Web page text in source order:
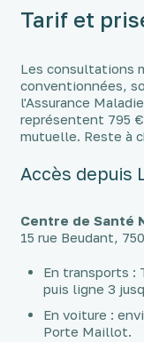
Tarif et
Les consultations
conventionnées,
l'Assurance
représentent 795
mutuelle. Reste à
Accès depuis
Centre de Santé
15 rue Beudant,
En transports :
puis ligne 3
En voiture :
Porte Maillot.